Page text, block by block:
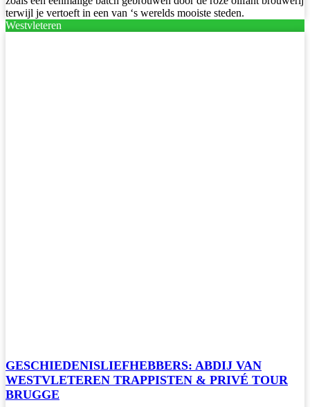
terwijl je vertoeft in een van ‘s werelds mooiste steden.
Westvleteren
GESCHIEDENISLIEFHEBBERS: ABDIJ VAN
WESTVLETEREN TRAPPISTEN & PRIVÉ TOUR
BRUGGE